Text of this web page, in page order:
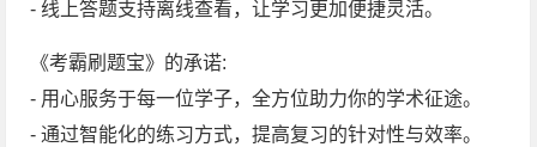
- 线上答题支持离线查看，让学习更加便捷灵活。
《考霸刷题宝》的承诺:
- 用心服务于每一位学子，全方位助力你的学术征途。
- 通过智能化的练习方式，提高复习的针对性与效率。